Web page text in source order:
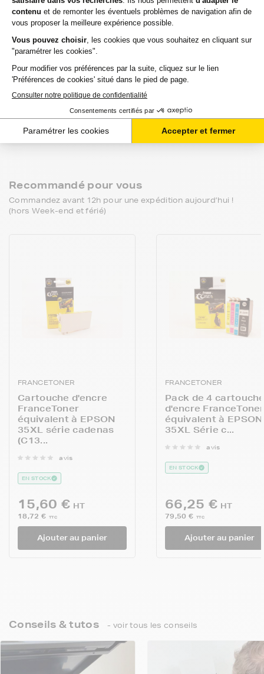
Recommandé pour vous
Commandez avant 12h pour une expédition aujourd’hui !
(hors Week-end et férié)
FRANCETONER
Cartouche d'encre
FranceToner
équivalent à EPSON
35XL série cadenas
(C13...
avis
EN STOCK
15,60 € HT
18,72 € TTC
Ajouter au panier
FRANCETONER
Pack de 4
d'encre FranceToner
équivalent à EPSON
35XL Série c...
avis
EN STOCK
66,25 € HT
79,50 € TTC
Ajouter au panier
Aide & Conseils
Qu'est ce qu'une cartouche compatible ?
Entretien : est-ce qu'utiliser une cartouche
compatible risque d'abimer mon imprimante ?
Garantie : utiliser une cartouche compatible annule-t-
elle ma garantie ?
Conseils & tutos - voir tous les conseils